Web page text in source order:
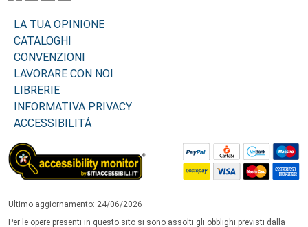
LA TUA OPINIONE
CATALOGHI
CONVENZIONI
LAVORARE CON NOI
LIBRERIE
INFORMATIVA PRIVACY
ACCESSIBILITÁ
Ultimo aggiornamento: 24/06/2026
Per le opere presenti in questo sito si sono assolti gli obblighi previsti dalla